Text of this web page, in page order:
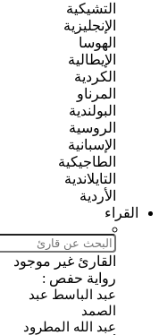
التشيكية
الإنجليزية
الهوسا
الإيطالية
الكردية
المرناو
البولندية
الروسية
الإسبانية
الطاجيكية
التايلاندية
الأردية
القراء
القارئ غير موجود
رواية حفص :
ﻋﺒﺪ اﻟﺒﺎﺳﻂ ﻋﺒﺪ
اﻟﺼﻤﺪ
عبد الله المطرود